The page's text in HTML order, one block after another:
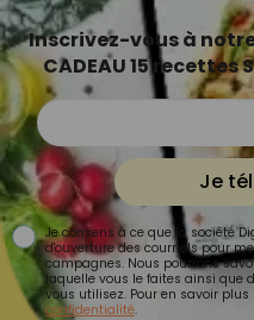
Inscrivez-vous à
CADEAU 15 recettes
Je
Je consens à ce que la société
d'ouverture des courriels pour
campagnes. Nous pourrons
laquelle vous le faites ainsi que
vous utilisez. Pour en savoir
confidentialité.